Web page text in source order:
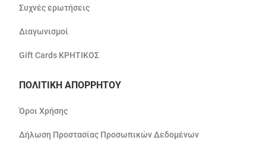
Συχνές ερωτήσεις
Διαγωνισμοί
Gift Cards ΚΡΗΤΙΚΟΣ
ΠΟΛΙΤΙΚΗ ΑΠΟΡΡΗΤΟΥ
Όροι Χρήσης
Δήλωση Προστασίας Προσωπικών Δεδομένων